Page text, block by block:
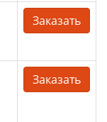
Заказать
Заказать